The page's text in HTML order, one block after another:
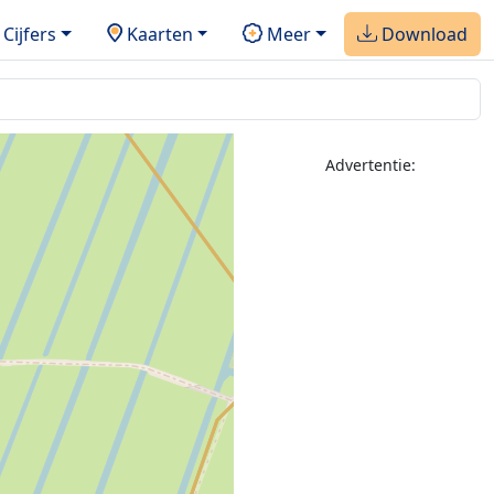
Cijfers Kaarten Meer Download
Advertentie: